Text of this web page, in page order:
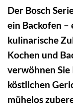
Der Bosch
ein Backofen
kulinarische
Kochen und
verwöhnen
köstlichen
mühelos